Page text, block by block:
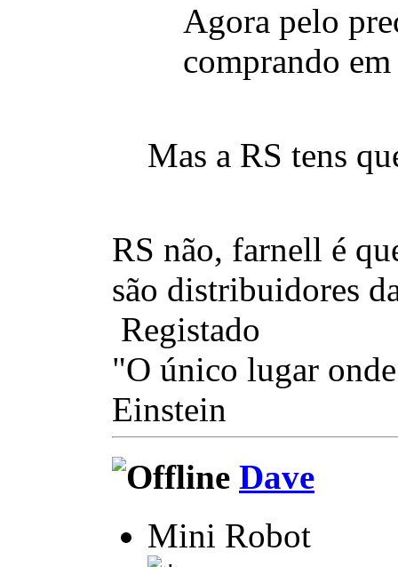
Agora pelo
comprando
Mas a RS tens
RS não, farnell é
são distribuidores
Registado
"O único lugar
Einstein
Dave
Mini Robot